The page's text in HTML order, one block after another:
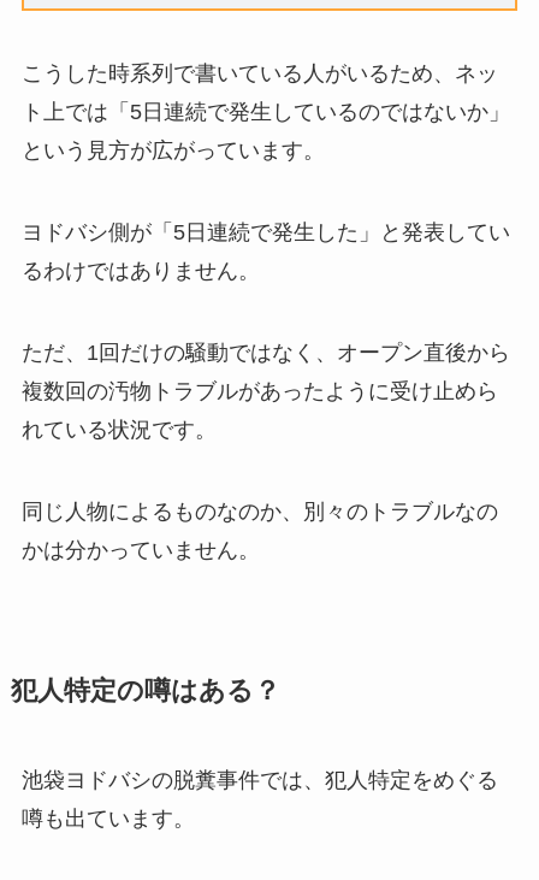
こうした時系列で書いている人がいるため、ネッ
ト上では「5日連続で発生しているのではないか」
という見方が広がっています。
ヨドバシ側が「5日連続で発生した」と発表してい
るわけではありません。
ただ、1回だけの騒動ではなく、オープン直後から
複数回の汚物トラブルがあったように受け止めら
れている状況です。
同じ人物によるものなのか、別々のトラブルなの
かは分かっていません。
犯人特定の噂はある？
池袋ヨドバシの脱糞事件では、犯人特定をめぐる
噂も出ています。